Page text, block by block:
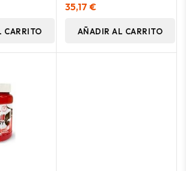
CARRITO
35,17 €
AÑADIR AL CARRITO